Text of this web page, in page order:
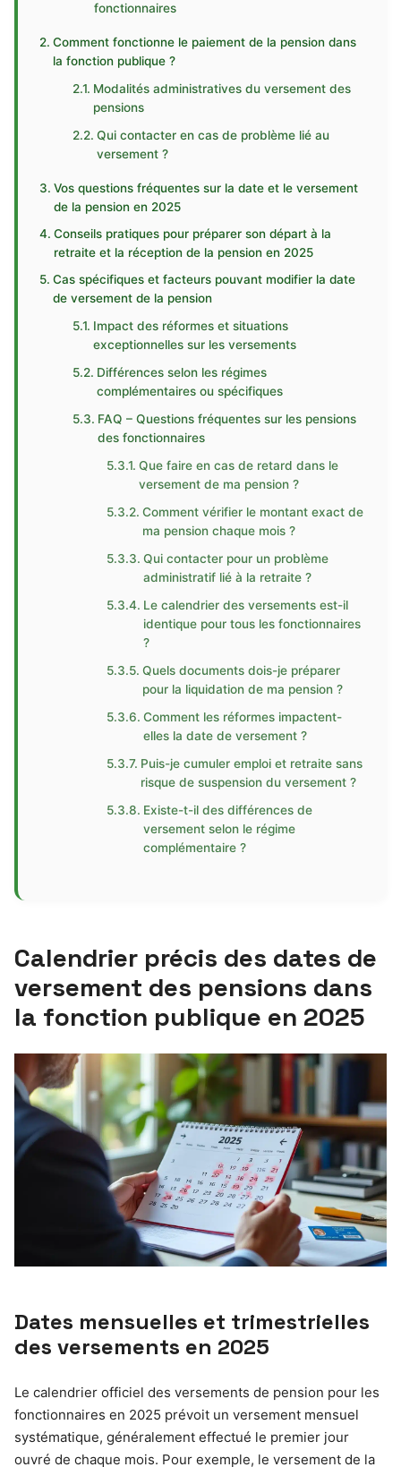
fonctionnaires
Comment fonctionne le paiement de la pension dans
la fonction publique ?
Modalités administratives du versement des
pensions
Qui contacter en cas de problème lié au
versement ?
Vos questions fréquentes sur la date et le versement
de la pension en 2025
Conseils pratiques pour préparer son départ à la
retraite et la réception de la pension en 2025
Cas spécifiques et facteurs pouvant modifier la date
de versement de la pension
Impact des réformes et situations
exceptionnelles sur les versements
Différences selon les régimes
complémentaires ou spécifiques
FAQ – Questions fréquentes sur les pensions
des fonctionnaires
Que faire en cas de retard dans le
versement de ma pension ?
Comment vérifier le montant exact de
ma pension chaque mois ?
Qui contacter pour un problème
administratif lié à la retraite ?
Le calendrier des versements est-il
identique pour tous les fonctionnaires
?
Quels documents dois-je préparer
pour la liquidation de ma pension ?
Comment les réformes impactent-
elles la date de versement ?
Puis-je cumuler emploi et retraite sans
risque de suspension du versement ?
Existe-t-il des différences de
versement selon le régime
complémentaire ?
Calendrier précis des dates de
versement des pensions dans
la fonction publique en 2025
Dates mensuelles et trimestrielles
des versements en 2025
Le calendrier officiel des versements de pension pour les
fonctionnaires en 2025 prévoit un versement mensuel
systématique, généralement effectué le premier jour
ouvré de chaque mois. Pour exemple, le versement de la